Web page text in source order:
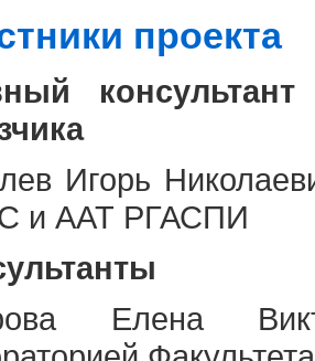
проекта
Игорь
и ААТ РГАСПИ
Елена